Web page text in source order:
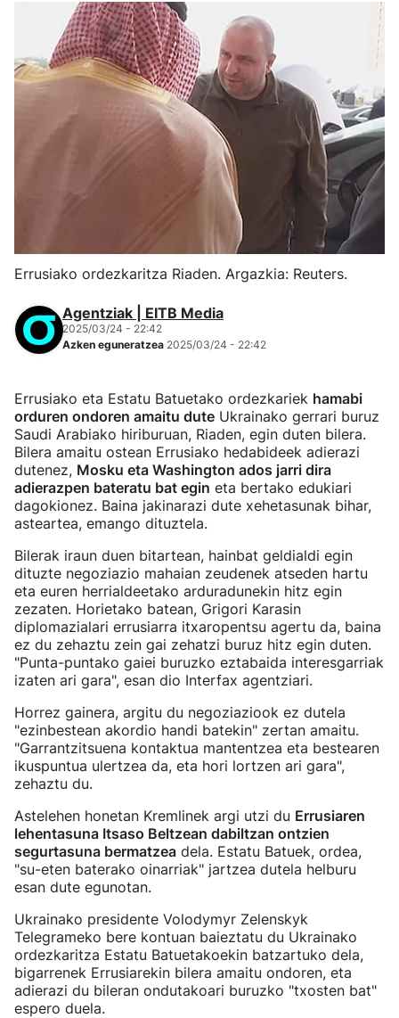
Errusiako ordezkaritza Riaden. Argazkia: Reuters.
Agentziak | EITB Media
2025/03/24 - 22:42
Azken eguneratzea 2025/03/24 - 22:42
Errusiako eta Estatu Batuetako ordezkariek hamabi
orduren ondoren amaitu dute Ukrainako gerrari buruz
Saudi Arabiako hiriburuan, Riaden, egin duten bilera.
Bilera amaitu ostean Errusiako hedabideek adierazi
dutenez, Mosku eta Washington ados jarri dira
adierazpen bateratu bat egin eta bertako edukiari
dagokionez. Baina jakinarazi dute xehetasunak bihar,
asteartea, emango dituztela.
Bilerak iraun duen bitartean, hainbat geldialdi egin
dituzte negoziazio mahaian zeudenek atseden hartu
eta euren herrialdeetako arduradunekin hitz egin
zezaten. Horietako batean, Grigori Karasin
diplomazialari errusiarra itxaropentsu agertu da, baina
ez du zehaztu zein gai zehatzi buruz hitz egin duten.
"Punta-puntako gaiei buruzko eztabaida interesgarriak
izaten ari gara", esan dio Interfax agentziari.
Horrez gainera, argitu du negoziaziook ez dutela
"ezinbestean akordio handi batekin" zertan amaitu.
"Garrantzitsuena kontaktua mantentzea eta bestearen
ikuspuntua ulertzea da, eta hori lortzen ari gara",
zehaztu du.
Astelehen honetan Kremlinek argi utzi du Errusiaren
lehentasuna Itsaso Beltzean dabiltzan ontzien
segurtasuna bermatzea dela. Estatu Batuek, ordea,
"su-eten baterako oinarriak" jartzea dutela helburu
esan dute egunotan.
Ukrainako presidente Volodymyr Zelenskyk
Telegrameko bere kontuan baieztatu du Ukrainako
ordezkaritza Estatu Batuetakoekin batzartuko dela,
bigarrenek Errusiarekin bilera amaitu ondoren, eta
adierazi du bileran ondutakoari buruzko "txosten bat"
espero duela.